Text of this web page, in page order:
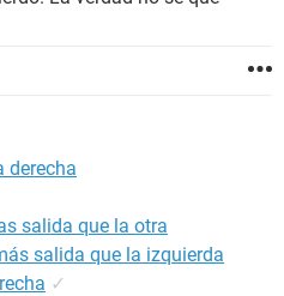
derecha
salida que la otra
salida que la izquierda
✓